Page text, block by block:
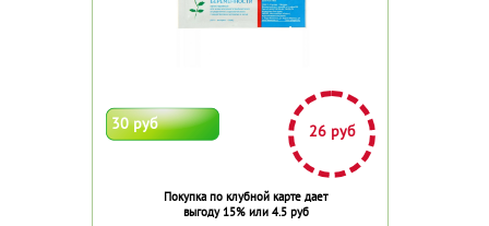
30 руб 26 руб
Покупка по клубной карте дает
выгоду 15% или 4.5 руб